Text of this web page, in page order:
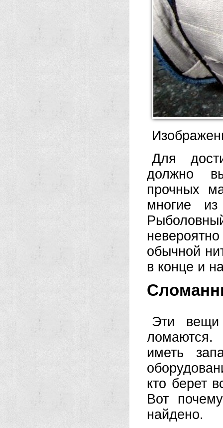
Для
должно
прочных
многие
обычной
в конце и
Эти вещи
иметь
кто берет
Вот
найдено.